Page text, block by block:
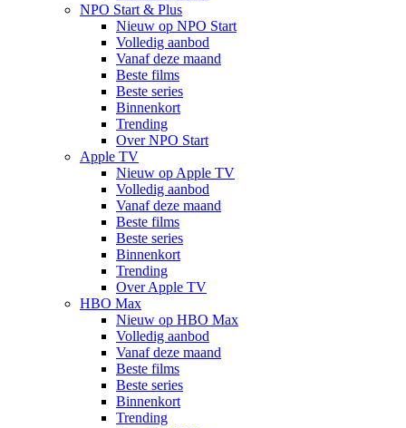
NPO Start & Plus
Nieuw op NPO Start
Volledig aanbod
Vanaf deze maand
Beste films
Beste series
Binnenkort
Trending
Over NPO Start
Apple TV
Nieuw op Apple TV
Volledig aanbod
Vanaf deze maand
Beste films
Beste series
Binnenkort
Trending
Over Apple TV
HBO Max
Nieuw op HBO Max
Volledig aanbod
Vanaf deze maand
Beste films
Beste series
Binnenkort
Trending